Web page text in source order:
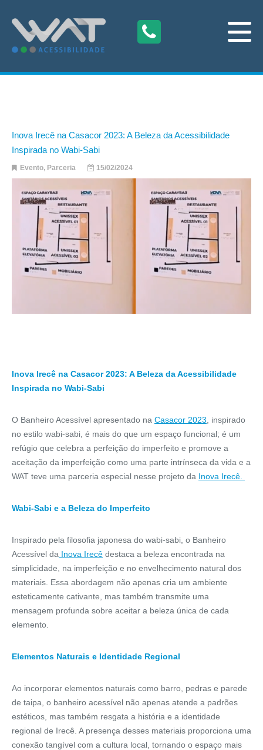
Inova Irecê na Casacor 2023: A Beleza da Acessibilidade
Inspirada no Wabi-Sabi
Evento, Parceria 15/02/2024
Inova Irecê na Casacor 2023: A Beleza da Acessibilidade
Inspirada no Wabi-Sabi
O Banheiro Acessível apresentado na Casacor 2023 , inspirado
no estilo wabi-sabi, é mais do que um espaço funcional; é um
refúgio que celebra a perfeição do imperfeito e promove a
aceitação da imperfeição como uma parte intrínseca da vida e a
WAT teve uma parceria especial nesse projeto da Inova Irecê.
Wabi-Sabi e a Beleza do Imperfeito
Inspirado pela filosofia japonesa do wabi-sabi, o Banheiro
Acessível da Inova Irecê destaca a beleza encontrada na
simplicidade, na imperfeição e no envelhecimento natural dos
materiais. Essa abordagem não apenas cria um ambiente
esteticamente cativante, mas também transmite uma
mensagem profunda sobre aceitar a beleza única de cada
elemento.
Elementos Naturais e Identidade Regional
Ao incorporar elementos naturais como barro, pedras e parede
de taipa, o banheiro acessível não apenas atende a padrões
estéticos, mas também resgata a história e a identidade
regional de Irecê. A presença desses materiais proporciona uma
conexão tangível com a cultura local, tornando o espaço mais